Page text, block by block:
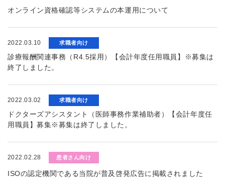
オンライン資格確認等システムの本運用について
2022.03.10 求職者向け
診療報酬関連事務（R4.5採用）【会計年度任用職員】※募集は
終了しました。
2022.03.02 求職者向け
ドクターズアシスタント（医師事務作業補助者）【会計年度任
用職員】募集※募集は終了しました。
2022.02.28 患者さん向け
ISOの認定機関である当院が普及啓発広告に掲載されました